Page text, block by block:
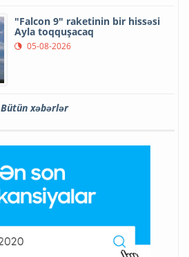
"Falcon 9" raketinin bir hissəsi
Ayla toqquşacaq
05-08-2026
Bütün xəbərlər